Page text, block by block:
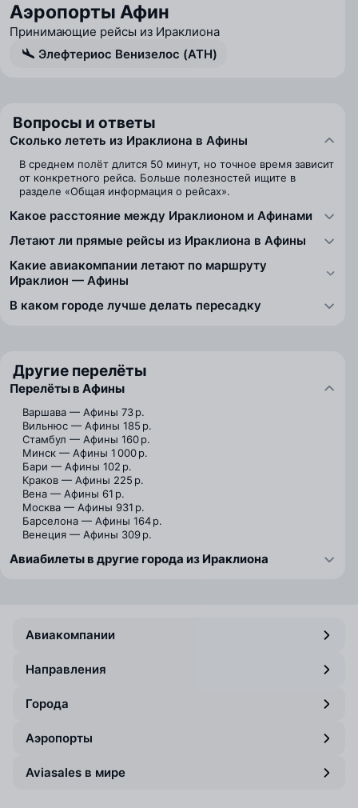
Аэропорты Афин
Принимающие рейсы из Ираклиона
Элефтериос Венизелос (ATH)
Вопросы и ответы
Сколько лететь из Ираклиона в Афины
В среднем полёт длится 50 минут, но точное время зависит
от конкретного рейса. Больше полезностей ищите в
разделе «Общая информация о рейсах».
Какое расстояние между Ираклионом и Афинами
Летают ли прямые рейсы из Ираклиона в Афины
Какие авиакомпании летают по маршруту
Ираклион — Афины
В каком городе лучше делать пересадку
Другие перелёты
Перелёты в Афины
Варшава — Афины 73 р.
Вильнюс — Афины 185 р.
Стамбул — Афины 160 р.
Минск — Афины 1 000 р.
Бари — Афины 102 р.
Краков — Афины 225 р.
Вена — Афины 61 р.
Москва — Афины 931 р.
Барселона — Афины 164 р.
Венеция — Афины 309 р.
Авиабилеты в другие города из Ираклиона
Авиакомпании
Направления
Города
Аэропорты
Aviasales в мире